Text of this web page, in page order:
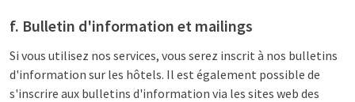
f. Bulletin d'information et mailings
Si vous utilisez nos services, vous serez inscrit à nos bulletins
d'information sur les hôtels. Il est également possible de
s'inscrire aux bulletins d'information via les sites web des